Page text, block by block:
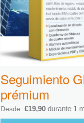
Seguimiento
prémium
Desde: €19,90 durante 1